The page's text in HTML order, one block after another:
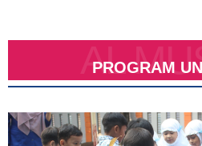
AL
PROGRAM